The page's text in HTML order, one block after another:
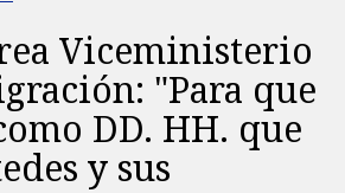
Viceministerio
"Para que
DD. HH. que
y sus